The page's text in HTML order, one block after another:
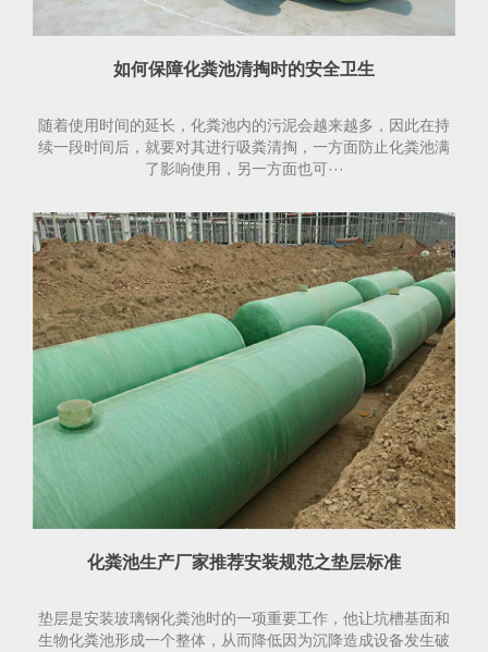
如何保障化粪池清掏时的安全卫生
随着使用时间的延长，化粪池内的污泥会越来越多，因此在持
续一段时间后，就要对其进行吸粪清掏，一方面防止化粪池满
了影响使用，另一方面也可···
化粪池生产厂家推荐安装规范之垫层标准
垫层是安装玻璃钢化粪池时的一项重要工作，他让坑槽基面和
生物化粪池形成一个整体，从而降低因为沉降造成设备发生破